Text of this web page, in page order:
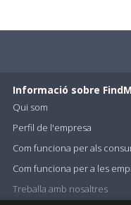
Informació sobre
Qui som
Perfil de l'empresa
Com funciona per als
Com funciona per a les
Treballa amb nosaltres